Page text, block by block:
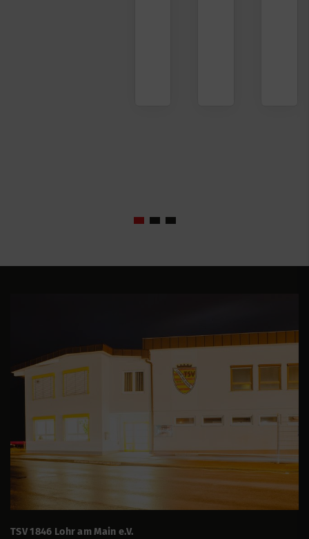
TSV 1846 Lohr am Main e.V.